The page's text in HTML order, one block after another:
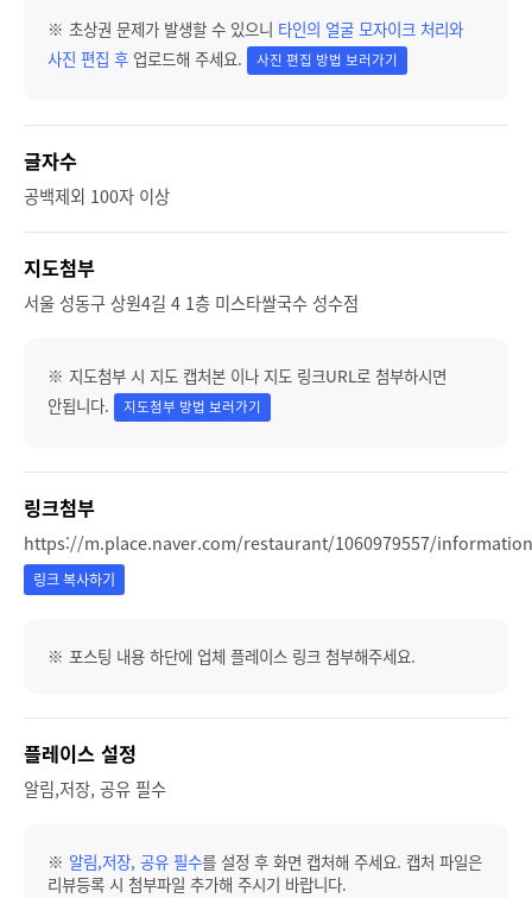
※ 초상권 문제가 발생할 수 있으니 타인의 얼굴 모자이크 처리와
사진 편집 후 업로드해 주세요. 사진 편집 방법 보러가기
글자수
공백제외 100자 이상
지도첨부
서울 성동구 상원4길 4 1층 미스타쌀국수 성수점
※ 지도첨부 시 지도 캡처본 이나 지도 링크URL로 첨부하시면
안됩니다.
지도첨부 방법 보러가기
링크첨부
https://m.place.naver.com/restaurant/1060979557/information
링크 복사하기
※ 포스팅 내용 하단에 업체 플레이스 링크 첨부해주세요.
플레이스 설정
알림,저장, 공유 필수
※ 알림,저장, 공유 필수를 설정 후 화면 캡처해 주세요. 캡처 파일은
리뷰등록 시 첨부파일 추가해 주시기 바랍니다.